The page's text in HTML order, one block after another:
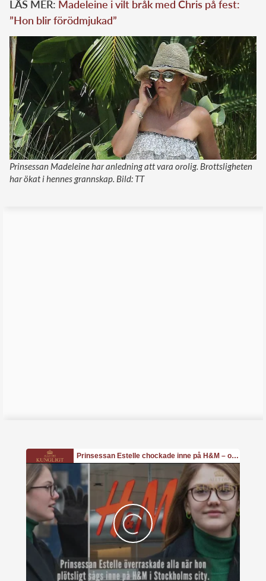
LÄS MER: Madeleine i vilt bråk med Chris på fest:
”Hon blir förödmjukad”
Prinsessan Madeleine har anledning att vara orolig. Brottsligheten
har ökat i hennes grannskap. Bild: TT